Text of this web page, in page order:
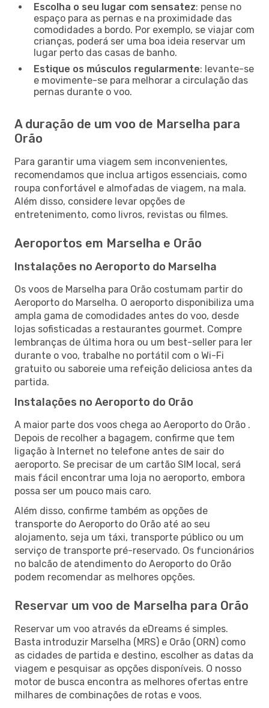
Escolha o seu lugar com sensatez: pense no
espaço para as pernas e na proximidade das
comodidades a bordo. Por exemplo, se viajar com
crianças, poderá ser uma boa ideia reservar um
lugar perto das casas de banho.
Estique os músculos regularmente: levante-se
e movimente-se para melhorar a circulação das
pernas durante o voo.
A duração de um voo de Marselha para
Orão
Para garantir uma viagem sem inconvenientes,
recomendamos que inclua artigos essenciais, como
roupa confortável e almofadas de viagem, na mala.
Além disso, considere levar opções de
entretenimento, como livros, revistas ou filmes.
Aeroportos em Marselha e Orão
Instalações no Aeroporto do Marselha
Os voos de Marselha para Orão costumam partir do
Aeroporto do Marselha. O aeroporto disponibiliza uma
ampla gama de comodidades antes do voo, desde
lojas sofisticadas a restaurantes gourmet. Compre
lembranças de última hora ou um best-seller para ler
durante o voo, trabalhe no portátil com o Wi-Fi
gratuito ou saboreie uma refeição deliciosa antes da
partida.
Instalações no Aeroporto do Orão
A maior parte dos voos chega ao Aeroporto do Orão .
Depois de recolher a bagagem, confirme que tem
ligação à Internet no telefone antes de sair do
aeroporto. Se precisar de um cartão SIM local, será
mais fácil encontrar uma loja no aeroporto, embora
possa ser um pouco mais caro.
Além disso, confirme também as opções de
transporte do Aeroporto do Orão até ao seu
alojamento, seja um táxi, transporte público ou um
serviço de transporte pré-reservado. Os funcionários
no balcão de atendimento do Aeroporto do Orão
podem recomendar as melhores opções.
Reservar um voo de Marselha para Orão
Reservar um voo através da eDreams é simples.
Basta introduzir Marselha (MRS) e Orão (ORN) como
as cidades de partida e destino, escolher as datas da
viagem e pesquisar as opções disponíveis. O nosso
motor de busca encontra as melhores ofertas entre
milhares de combinações de rotas e voos.